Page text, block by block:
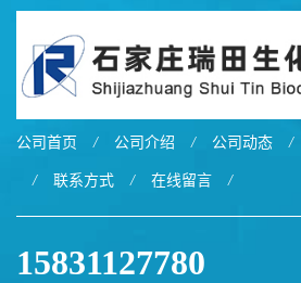
公司首页 / 公司介绍 / 公司动态 /
/ 联系方式 / 在线留言 /
15831127780